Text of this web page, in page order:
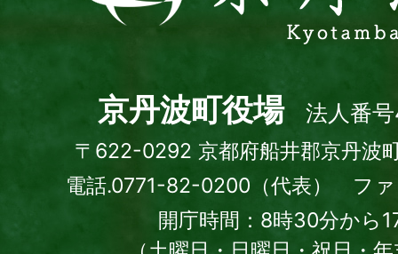
波
town
京丹波町役場 法人番
〒622-0292 京都府船井郡京丹波
電話.0771-82-0200（代表） フ
開庁時間：8時30分から